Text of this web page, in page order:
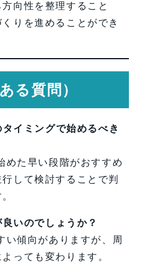
向性を整理すること
りを進めることができ
る質問）
イミングで始めるべき
めた早い段階がおすすめ
して検討することで判
いのでしょうか？
い傾向がありますが、周
っても変わります。